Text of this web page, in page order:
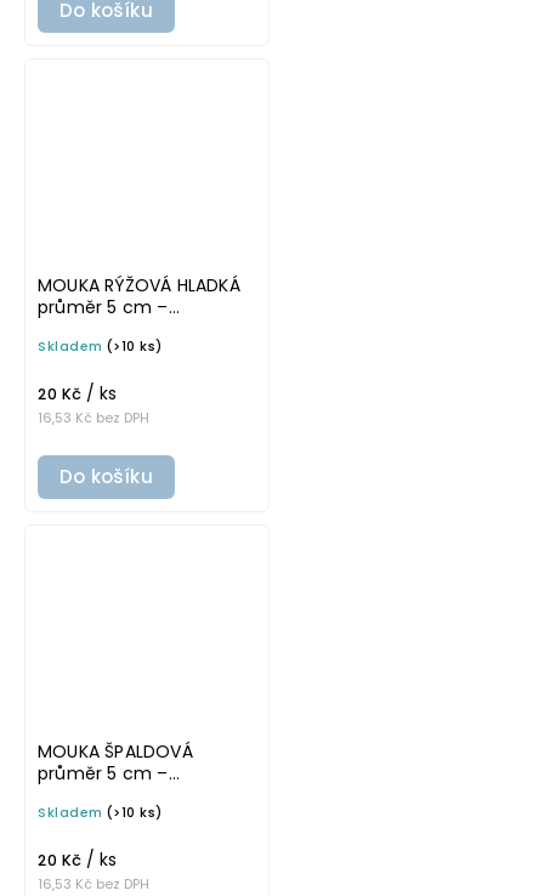
Do košíku
MOUKA RÝŽOVÁ HLADKÁ
průměr 5 cm –
písmu, omyvatelná
potravinové dózy
Skladem (>10 ks)
16,53 Kč bez DPH
20 Kč / ks
Do košíku
MOUKA ŠPALDOVÁ
průměr 5 cm –
písmu, omyvatelná
potravinové dózy
Skladem (>10 ks)
16,53 Kč bez DPH
20 Kč / ks